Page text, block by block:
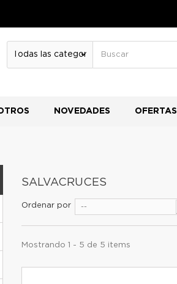
NOVEDADES OFERTAS
SALVACRUCES
Ordenar por --
Mostrando 1 - 5 de 5 items